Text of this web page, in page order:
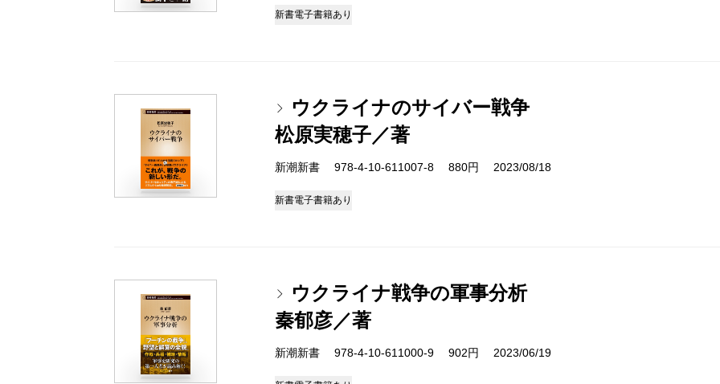
新書電子書籍あり
ウクライナのサイバー戦争
松原実穂子／著
新潮新書 978-4-10-611007-8 880円 2023/08/18
新書電子書籍あり
ウクライナ戦争の軍事分析
秦郁彦／著
新潮新書 978-4-10-611000-9 902円 2023/06/19